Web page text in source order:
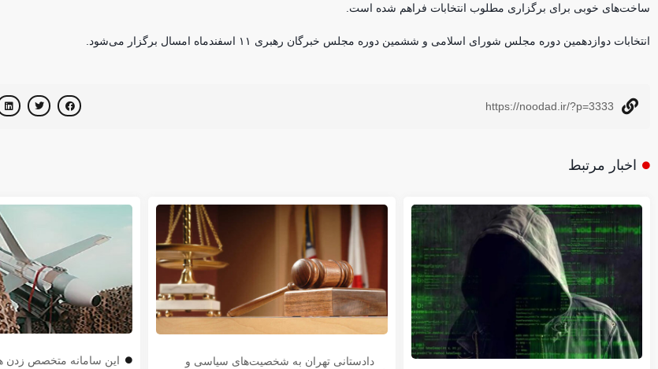
ساخت‌های خوبی برای برگزاری مطلوب انتخابات فراهم شده است.
انتخابات دوازدهمین دوره مجلس شورای اسلامی و ششمین دوره مجلس خبرگان رهبری ۱۱ اسفندماه امسال برگزار می‌شود.
https://noodad.ir/?p=3333
اخبار مرتبط
دادستانی تهران به شخصیت‌های سیاسی و
این سامانه متخصص زدن